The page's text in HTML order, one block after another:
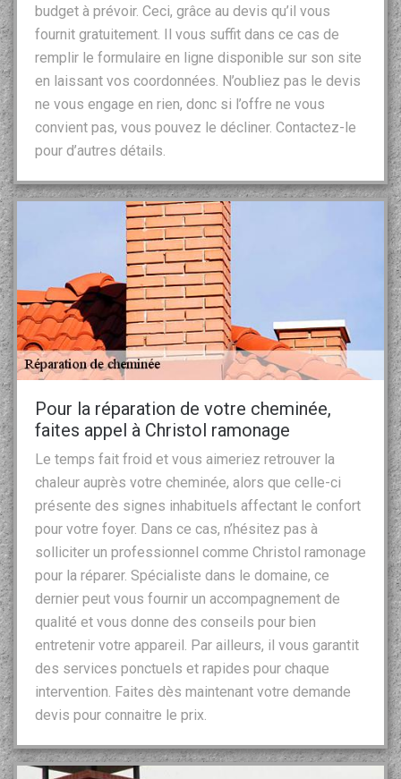
budget à prévoir. Ceci, grâce au devis qu’il vous
fournit gratuitement. Il vous suffit dans ce cas de
remplir le formulaire en ligne disponible sur son site
en laissant vos coordonnées. N’oubliez pas le devis
ne vous engage en rien, donc si l’offre ne vous
convient pas, vous pouvez le décliner. Contactez-le
pour d’autres détails.
Pour la réparation de votre cheminée,
faites appel à Christol ramonage
Le temps fait froid et vous aimeriez retrouver la
chaleur auprès votre cheminée, alors que celle-ci
présente des signes inhabituels affectant le confort
pour votre foyer. Dans ce cas, n’hésitez pas à
solliciter un professionnel comme Christol ramonage
pour la réparer. Spécialiste dans le domaine, ce
dernier peut vous fournir un accompagnement de
qualité et vous donne des conseils pour bien
entretenir votre appareil. Par ailleurs, il vous garantit
des services ponctuels et rapides pour chaque
intervention. Faites dès maintenant votre demande
devis pour connaitre le prix.